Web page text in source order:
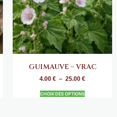
GUIMAUVE – VRAC
4.00 € – 25.00 €
CHOIX DES OPTIONS